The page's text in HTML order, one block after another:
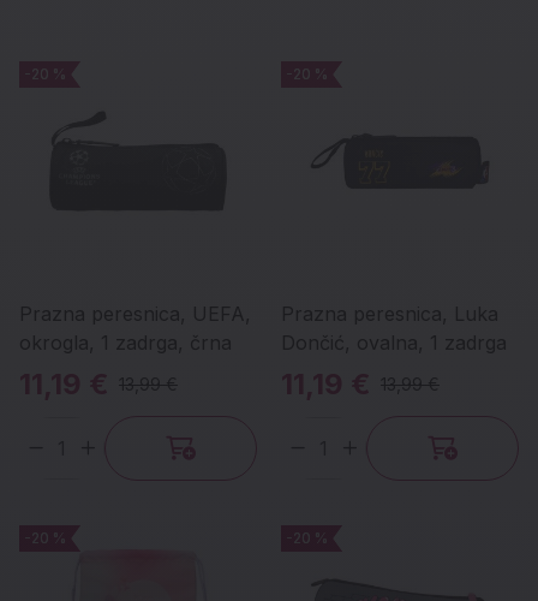
-20 %
Prazna peresnica, UEFA,
okrogla, 1 zadrga, črna
-20 %
11,19 € 13,99 €
Količina
-20 %
Prazna peresnica, Luka
Dončić, ovalna, 1 zadrga
-20 %
11,19 € 13,99 €
Količina
-20 %
-20 % -20 %
-20 %